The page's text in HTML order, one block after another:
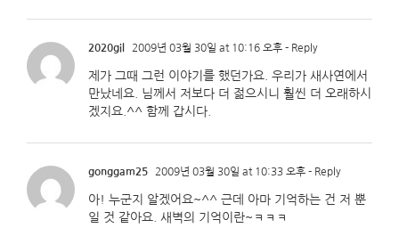
2020gil 2009년 03월 30일 at 10:16 오후 - Reply
제가 그때 그런 이야기를 했던가요. 우리가 새사연에서
만났네요. 님께서 저보다 더 젊으시니 훨씬 더 오래하시
겠지요.^^ 함께 갑시다.
gonggam25 2009년 03월 30일 at 10:33 오후 - Reply
아! 누군지 알겠어요~^^ 근데 아마 기억하는 건 저 뿐
일 것 같아요. 새벽의 기억이란~ㅋㅋㅋ